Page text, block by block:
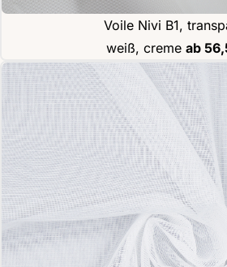
Voile Nivi B1,
weiß, creme ab